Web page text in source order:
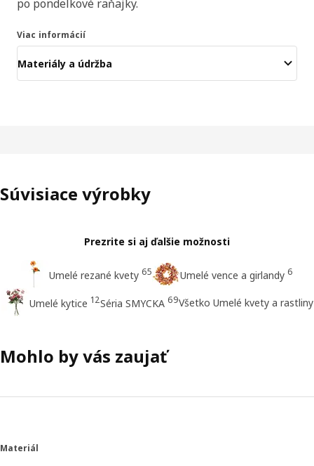
po pondelkové raňajky.
Viac informácií
Materiály a údržba
Súvisiace výrobky
Prezrite si aj ďalšie možnosti
Umelé rezané kvety 65 Umelé vence a girlandy 6
Umelé kytice 12Séria SMYCKA 69Všetko Umelé kvety a rastliny
Mohlo by vás zaujať
Materiál